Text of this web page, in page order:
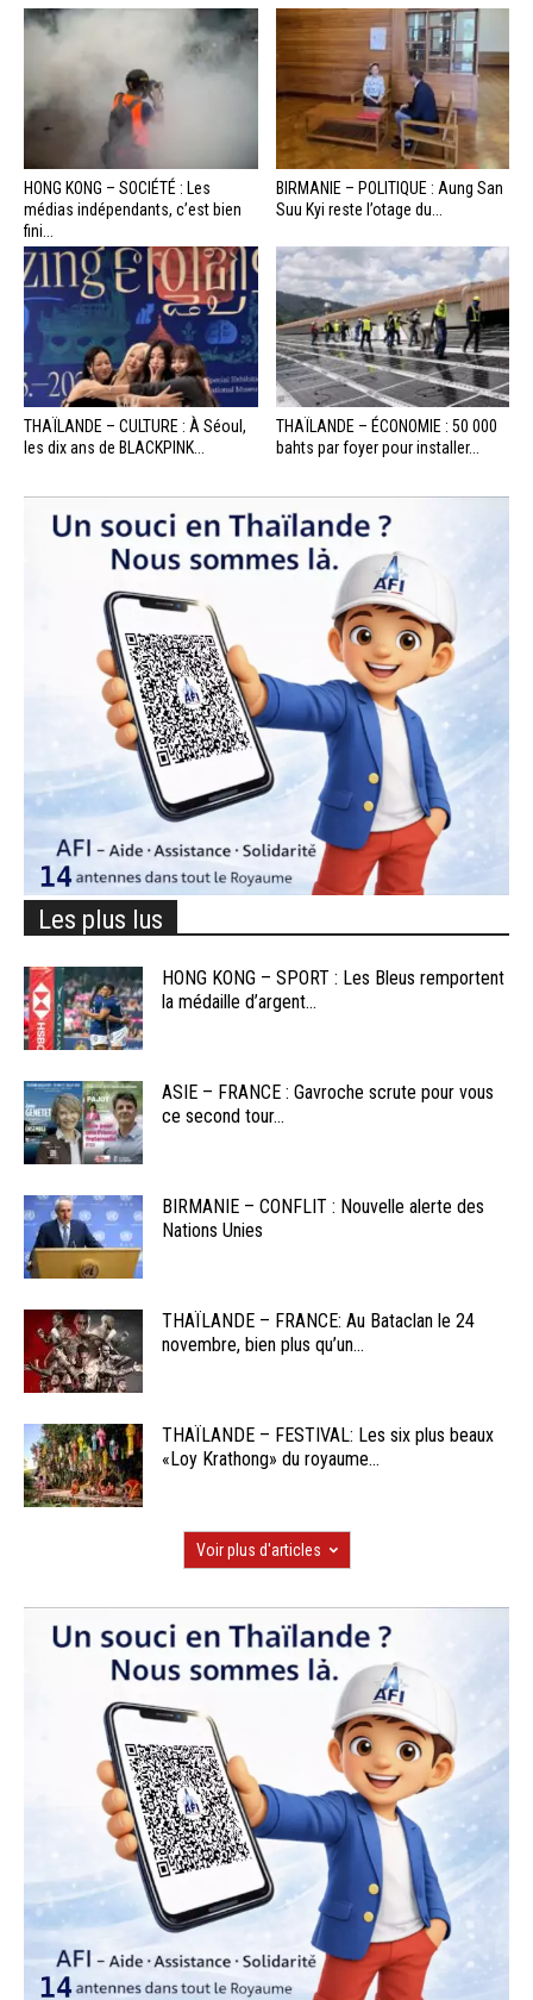
HONG KONG – SOCIÉTÉ : Les
médias indépendants, c’est bien
fini...
BIRMANIE – POLITIQUE : Aung San
Suu Kyi reste l’otage du...
THAÏLANDE – CULTURE : À Séoul,
les dix ans de BLACKPINK...
THAÏLANDE – ÉCONOMIE : 50 000
bahts par foyer pour installer...
Les plus lus
HONG KONG – SPORT : Les Bleus remportent
la médaille d’argent...
ASIE – FRANCE : Gavroche scrute pour vous
ce second tour...
BIRMANIE – CONFLIT : Nouvelle alerte des
Nations Unies
THAÏLANDE – FRANCE: Au Bataclan le 24
novembre, bien plus qu’un...
THAÏLANDE – FESTIVAL: Les six plus beaux
«Loy Krathong» du royaume...
Voir plus d'articles